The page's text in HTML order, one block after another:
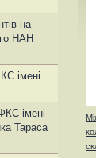
на
НАН
імені
імені
Тараса